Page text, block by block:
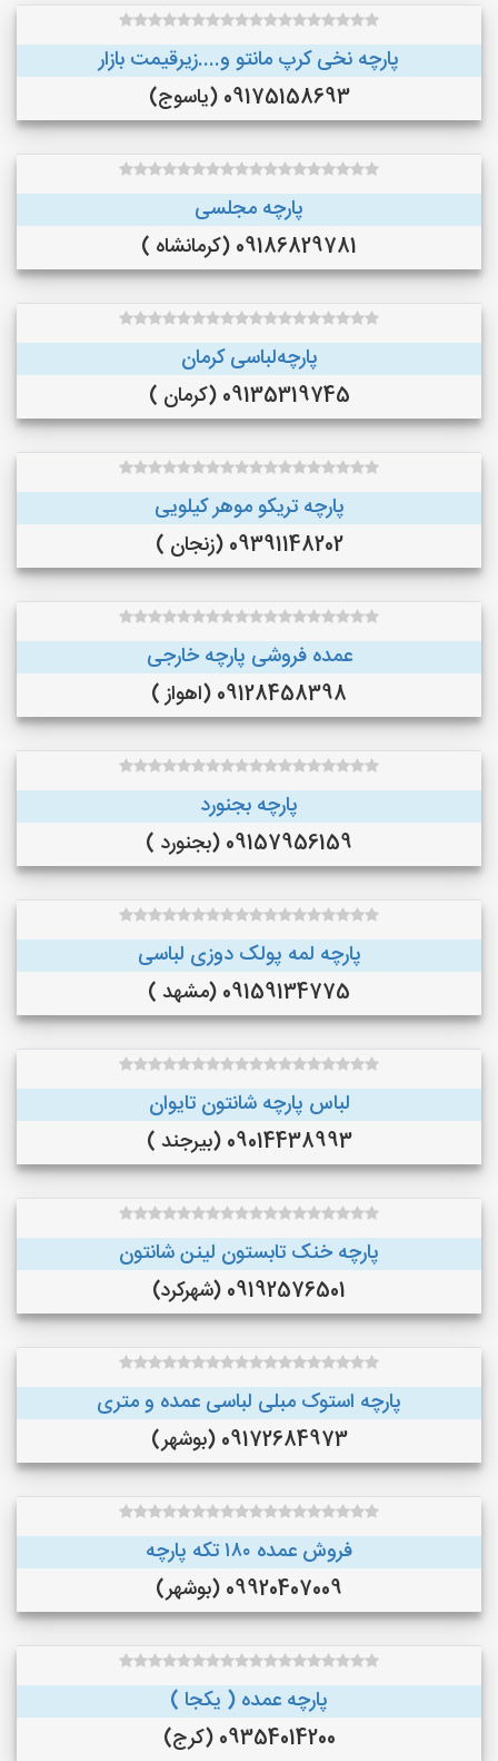
پارچه نخی کرپ مانتو و....زیرقیمت بازار
09175158693 (یاسوج)
پارچه مجلسی
09186829781 (کرمانشاه )
پارچه‌لباسی کرمان
09135319745 (کرمان )
پارچه تریکو موهر کیلویی
09391148202 (زنجان )
عمده فروشی پارچه خارجی
09128458398 (اهواز )
پارچه بجنورد
09157956159 (بجنورد )
پارچه لمه پولک دوزی لباسی
09159134775 (مشهد )
لباس پارچه شانتون تایوان
09014438993 (بیرجند )
پارچه خنک تابستون لینن شانتون
09192576501 (شهرکرد)
پارچه استوک مبلی لباسی عمده و متری
09172684973 (بوشهر)
فروش عمده ۱۸۰ تکه پارچه
09920407009 (بوشهر)
پارچه عمده ( یکجا )
09354014200 (کرج)